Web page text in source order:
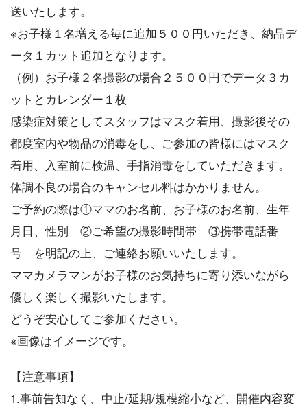
送いたします。
※お子様１名増える毎に追加５００円いただき、納品デ
ータ１カット追加となります。
（例）お子様２名撮影の場合２５００円でデータ３カ
ットとカレンダー１枚
感染症対策としてスタッフはマスク着用、撮影後その
都度室内や物品の消毒をし、ご参加の皆様にはマスク
着用、入室前に検温、手指消毒をしていただきます。
体調不良の場合のキャンセル料はかかりません。
ご予約の際は①ママのお名前、お子様のお名前、生年
月日、性別 ②ご希望の撮影時間帯 ③携帯電話番
号 を明記の上、ご連絡お願いいたします。
ママカメラマンがお子様のお気持ちに寄り添いながら
優しく楽しく撮影いたします。
どうぞ安心してご参加ください。
※画像はイメージです。
【注意事項】
1.事前告知なく、中止/延期/規模縮小など、開催内容変